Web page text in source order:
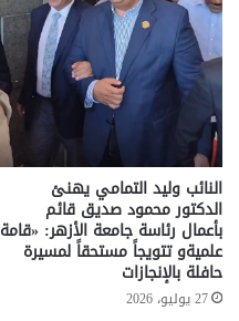
النائب وليد التمامي يهنئ
الدكتور محمود صديق قائم
بأعمال رئاسة جامعة الأزهر: «قامة
علميةو تتويجاً مستحقاً لمسيرة
حافلة بالإنجازات
27 يوليو، 2026